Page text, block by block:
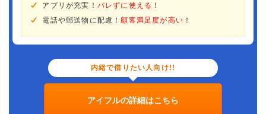
アプリが充実！ バレずに使える ！
電話や郵送物に配慮！ 顧客満足度が高い ！
内緒で借りたい人向け!!
アイフルの詳細はこちら